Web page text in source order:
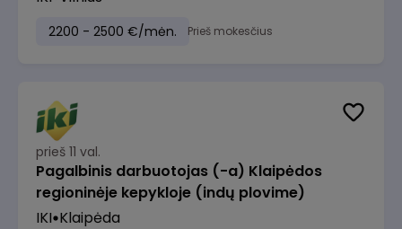
2200 - 2500 €/mėn. Prieš mokesčius
prieš 11 val.
Pagalbinis darbuotojas (-a) Klaipėdos
regioninėje kepykloje (indų plovime)
IKI Klaipėda